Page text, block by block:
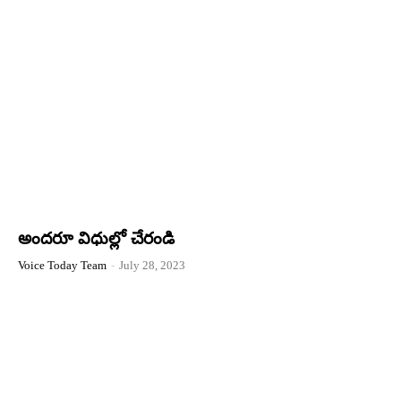
అందరూ విధుల్లో చేరండి
Voice Today Team - July 28, 2023